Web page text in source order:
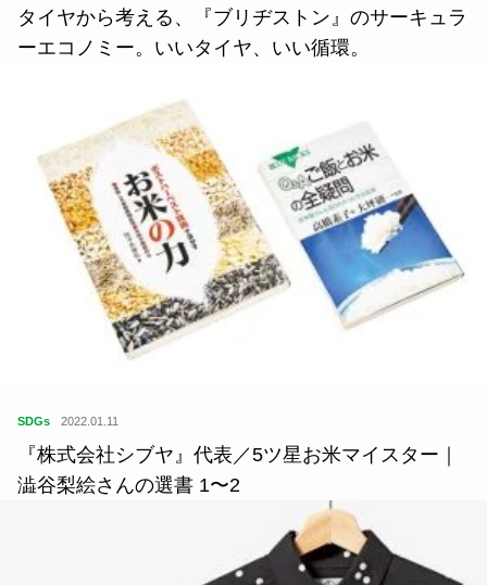
タイヤから考える、『ブリヂストン』のサーキュラ
ーエコノミー。いいタイヤ、いい循環。
SDGs 2022.01.11
『株式会社シブヤ』代表／5ツ星お米マイスター｜
澁谷梨絵さんの選書 1〜2